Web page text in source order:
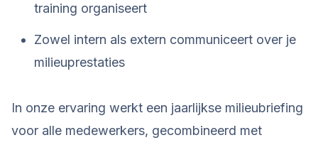
training organiseert
Zowel intern als extern communiceert over je
milieuprestaties
In onze ervaring werkt een jaarlijkse milieubriefing
voor alle medewerkers, gecombineerd met